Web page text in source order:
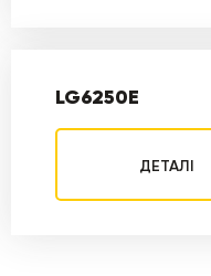
LG6250E
ДЕТАЛІ